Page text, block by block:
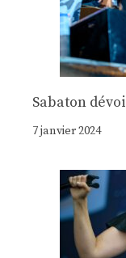
Sabaton
7 janvier 2024